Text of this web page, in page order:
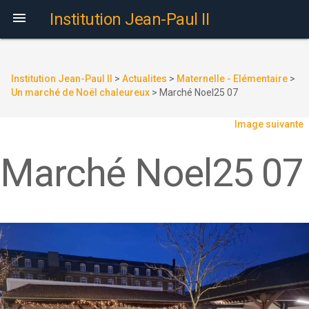
 Institution Jean-Paul II
Institution Jean-Paul II > Actualites > Maternelle - Elémentaire >
Un marché de Noël chaleureux > Marché Noel25 07
Image suivante
Marché Noel25 07